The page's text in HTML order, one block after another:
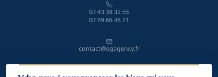
07 43 39 32 55
07 69 66 48 21
contact@egagency.fr